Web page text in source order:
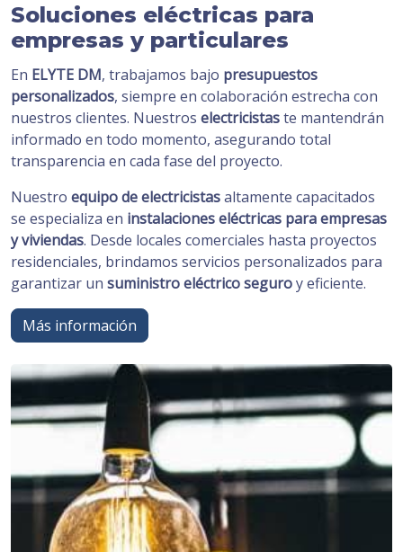
Soluciones eléctricas para
empresas y particulares
En ELYTE DM, trabajamos bajo presupuestos
personalizados, siempre en colaboración estrecha con
nuestros clientes. Nuestros electricistaste mantendrán
informado en todo momento, asegurando total
transparencia en cada fase del proyecto.
Nuestro equipo de electricistasaltamente capacitados
se especializa en instalaciones eléctricas para empresas
y viviendas. Desde locales comerciales hasta proyectos
residenciales, brindamos servicios personalizados para
garantizar un suministro eléctrico seguroy eficiente.
Más información